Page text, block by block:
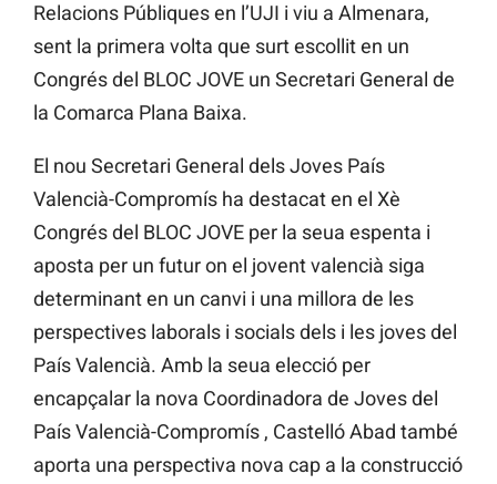
Relacions Públiques en l’UJI i viu a Almenara,
sent la primera volta que surt escollit en un
Congrés del BLOC JOVE un Secretari General de
la Comarca Plana Baixa.
El nou Secretari General dels Joves País
Valencià-Compromís ha destacat en el Xè
Congrés del BLOC JOVE per la seua espenta i
aposta per un futur on el jovent valencià siga
determinant en un canvi i una millora de les
perspectives laborals i socials dels i les joves del
País Valencià. Amb la seua elecció per
encapçalar la nova Coordinadora de Joves del
País Valencià-Compromís , Castelló Abad també
aporta una perspectiva nova cap a la construcció